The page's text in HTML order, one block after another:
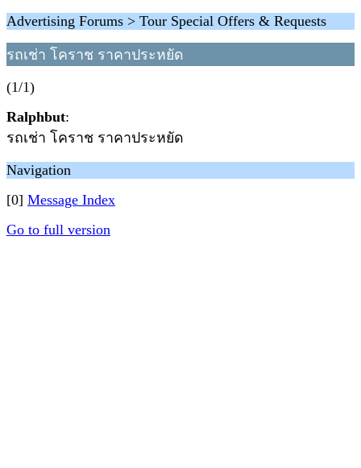
Advertising Forums > Tour Special Offers & Requests
รถเช่า โคราช ราคาประหยัด
(1/1)
Ralphbut:
รถเช่า โคราช ราคาประหยัด
Navigation
[0] Message Index
Go to full version